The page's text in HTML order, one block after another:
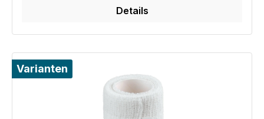
Details
Varianten